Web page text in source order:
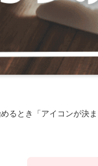
るとき「アイコンが決